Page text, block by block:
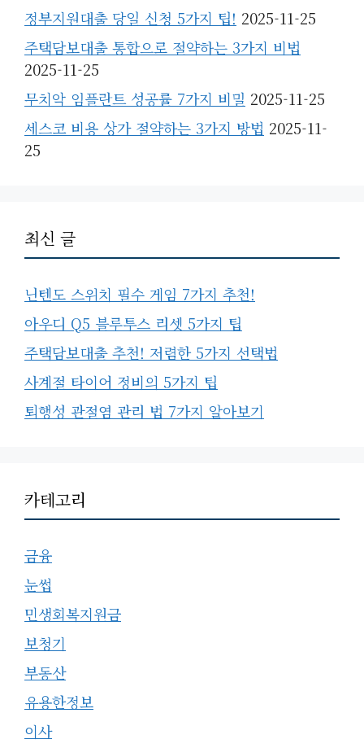
정부지원대출 당일 신청 5가지 팁! 2025-11-25
주택담보대출 통합으로 절약하는 3가지 비법
2025-11-25
무치악 임플란트 성공률 7가지 비밀 2025-11-25
세스코 비용 상가 절약하는 3가지 방법 2025-11-
25
최신 글
닌텐도 스위치 필수 게임 7가지 추천!
아우디 Q5 블루투스 리셋 5가지 팁
주택담보대출 추천! 저렴한 5가지 선택법
사계절 타이어 정비의 5가지 팁
퇴행성 관절염 관리 법 7가지 알아보기
카테고리
금융
눈썹
민생회복지원금
보청기
부동산
유용한정보
이사